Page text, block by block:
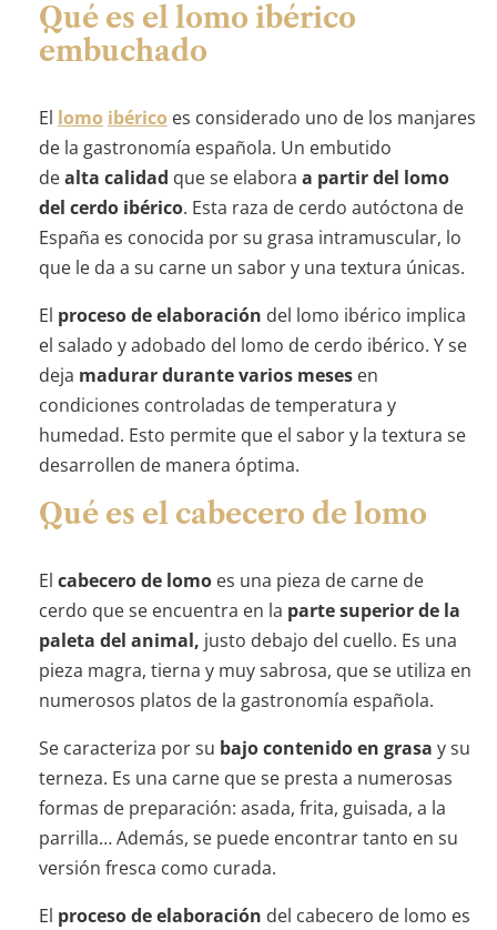
Qué es el lomo ibérico
embuchado
El lomo ibérico es considerado uno de los manjares
de la gastronomía española. Un embutido
dealta calidad que se elabora a partir del lomo
del cerdo ibérico. Esta raza de cerdo autóctona de
España es conocida por su grasa intramuscular, lo
que le da a su carne un sabor y una textura únicas.
El procesodeelaboración del lomo ibérico implica
el salado y adobado del lomo de cerdo ibérico. Y se
deja madurar durante varios mesesen
condiciones controladas de temperatura y
humedad. Esto permite que el sabor y la textura se
desarrollen de manera óptima.
Qué es el cabecero de lomo
El cabecero de lomoes una pieza de carne de
cerdo que se encuentra en la parte superior de la
paleta del animal, justo debajo del cuello. Es una
pieza magra, tierna y muy sabrosa, que se utiliza en
numerosos platos de la gastronomía española.
Se caracteriza por su bajo contenido en grasa y su
terneza. Es una carne que se presta a numerosas
formas de preparación: asada, frita, guisada, a la
parrilla… Además, se puede encontrar tanto en su
versión fresca como curada.
El proceso de elaboración del cabecero de lomo es